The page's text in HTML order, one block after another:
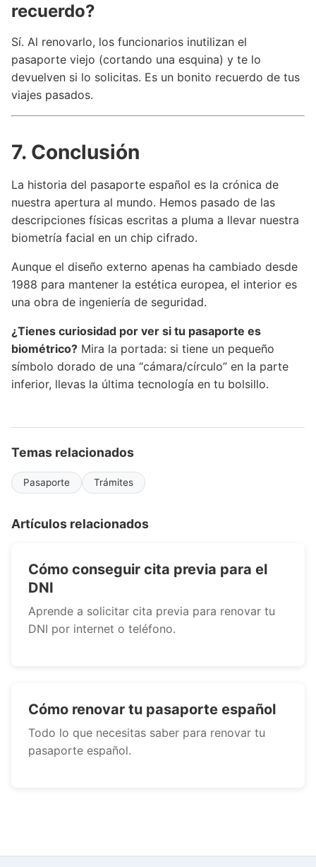
recuerdo?
Sí. Al renovarlo, los funcionarios inutilizan el
pasaporte viejo (cortando una esquina) y te lo
devuelven si lo solicitas. Es un bonito recuerdo de tus
viajes pasados.
7. Conclusión
La historia del pasaporte español es la crónica de
nuestra apertura al mundo. Hemos pasado de las
descripciones físicas escritas a pluma a llevar nuestra
biometría facial en un chip cifrado.
Aunque el diseño externo apenas ha cambiado desde
1988 para mantener la estética europea, el interior es
una obra de ingeniería de seguridad.
¿Tienes curiosidad por ver si tu pasaporte es
biométrico? Mira la portada: si tiene un pequeño
símbolo dorado de una “cámara/círculo” en la parte
inferior, llevas la última tecnología en tu bolsillo.
Temas relacionados
Pasaporte Trámites
Artículos relacionados
Cómo conseguir cita previa para el
DNI
Aprende a solicitar cita previa para renovar tu
DNI por internet o teléfono.
Cómo renovar tu pasaporte español
Todo lo que necesitas saber para renovar tu
pasaporte español.